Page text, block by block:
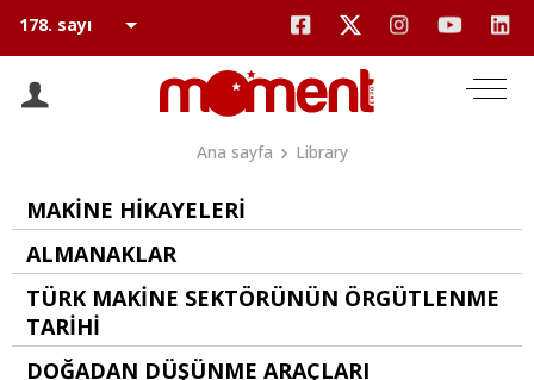
Ana sayfa Library
MAKİNE HİKAYELERİ
ALMANAKLAR
TÜRK MAKİNE SEKTÖRÜNÜN ÖRGÜTLENME
TARİHİ
DOĞADAN DÜŞÜNME ARAÇLARI